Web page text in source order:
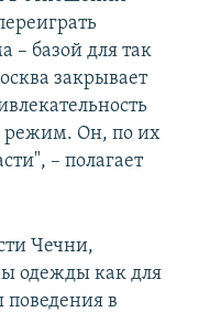
– базой для так
закрывает
режим. Он, по их
– полагает
Чечни,
одежды как для
в